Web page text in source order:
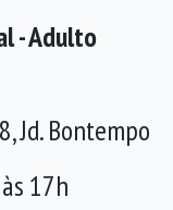
- Adulto
Jd. Bontempo
17h